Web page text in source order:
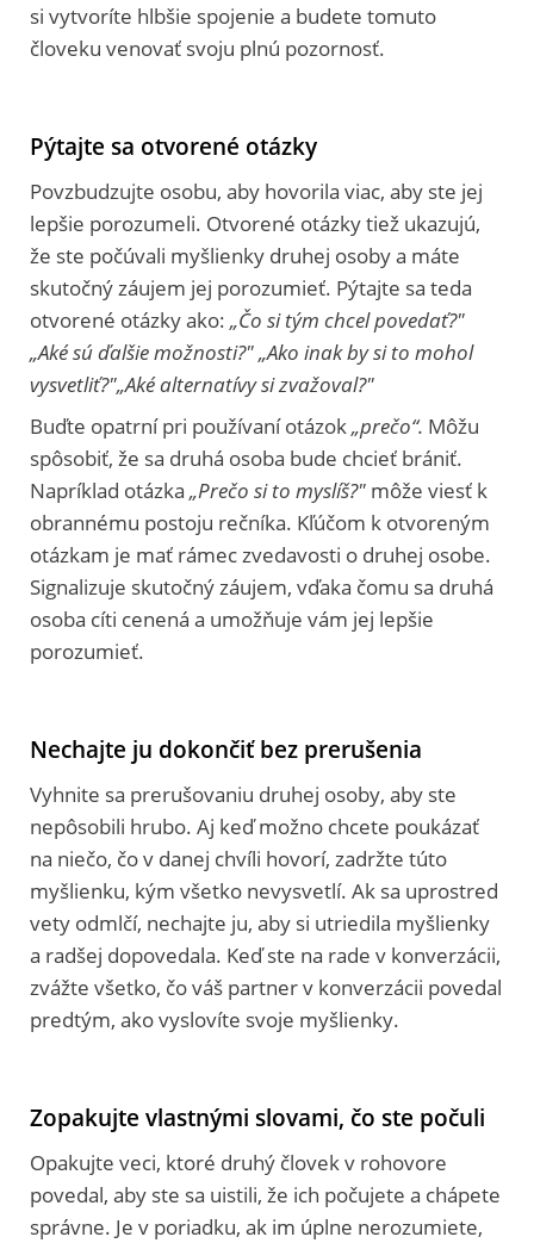
si vytvoríte hlbšie spojenie a budete tomuto
človeku venovať svoju plnú pozornosť.
Pýtajte sa otvorené otázky
Povzbudzujte osobu, aby hovorila viac, aby ste jej
lepšie porozumeli. Otvorené otázky tiež ukazujú,
že ste počúvali myšlienky druhej osoby a máte
skutočný záujem jej porozumieť. Pýtajte sa teda
otvorené otázky ako: „Čo si tým chcel povedať?"
„Aké sú ďalšie možnosti?" „Ako inak by si to mohol
vysvetliť?"„Aké alternatívy si zvažoval?"
Buďte opatrní pri používaní otázok„prečo“. Môžu
spôsobiť, že sa druhá osoba bude chcieť brániť.
Napríklad otázka „Prečo si to myslíš?" môže viesť k
obrannému postoju rečníka. Kľúčom k otvoreným
otázkam je mať rámec zvedavosti o druhej osobe.
Signalizuje skutočný záujem, vďaka čomu sa druhá
osoba cíti cenená a umožňuje vám jej lepšie
porozumieť.
Nechajte ju dokončiť bez prerušenia
Vyhnite sa prerušovaniu druhej osoby, aby ste
nepôsobili hrubo. Aj keď možno chcete poukázať
na niečo, čo v danej chvíli hovorí, zadržte túto
myšlienku, kým všetko nevysvetlí. Ak sa uprostred
vety odmlčí, nechajte ju, aby si utriedila myšlienky
a radšej dopovedala. Keď ste na rade v konverzácii,
zvážte všetko, čo váš partner v konverzácii povedal
predtým, ako vyslovíte svoje myšlienky.
Zopakujte vlastnými slovami, čo ste počuli
Opakujte veci, ktoré druhý človek v rohovore
povedal, aby ste sa uistili, že ich počujete a chápete
správne. Je v poriadku, ak im úplne nerozumiete,